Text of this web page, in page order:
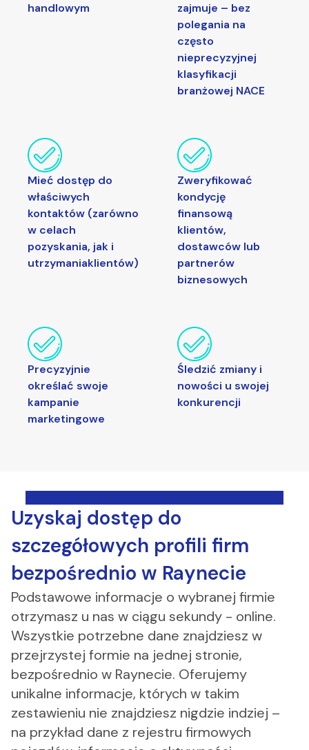
handlowym
zajmuje – bez
polegania na
często
nieprecyzyjnej
klasyfikacji
branżowej NACE
Mieć dostęp do
właściwych
kontaktów (zarówno
w celach
pozyskania, jak i
utrzymaniaklientów)
Zweryfikować
kondycję
finansową
klientów,
dostawców lub
partnerów
biznesowych
Precyzyjnie
określać swoje
kampanie
marketingowe
Śledzić zmiany i
nowości u swojej
konkurencji
Uzyskaj dostęp do
szczegółowych profili firm
bezpośrednio w Raynecie
Podstawowe informacje o wybranej firmie
otrzymasz u nas w ciągu sekundy - online.
Wszystkie potrzebne dane znajdziesz w
przejrzystej formie na jednej stronie,
bezpośrednio w Raynecie. Oferujemy
unikalne informacje, których w takim
zestawieniu nie znajdziesz nigdzie indziej –
na przykład dane z rejestru firmowych